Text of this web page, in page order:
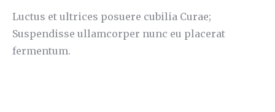
Luctus et ultrices posuere cubilia Curae;
Suspendisse ullamcorper nunc eu placerat
fermentum.